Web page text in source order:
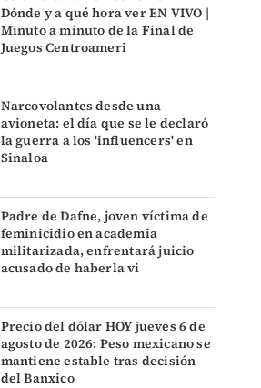
Dónde y a qué hora ver EN VIVO |
Minuto a minuto de la Final de
Juegos Centroameri
Narcovolantes desde una
avioneta: el día que se le declaró
la guerra a los 'influencers' en
Sinaloa
Padre de Dafne, joven víctima de
feminicidio en academia
militarizada, enfrentará juicio
acusado de haberla vi
Precio del dólar HOY jueves 6 de
agosto de 2026: Peso mexicano se
mantiene estable tras decisión
del Banxico